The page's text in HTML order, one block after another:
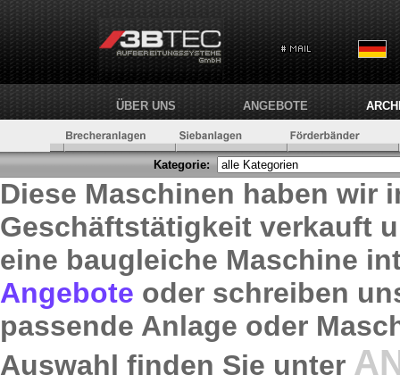
ÜBER UNS ANGEBOTE
Kategorie:
Diese Maschinen haben wir
Geschäftstätigkeit verkauft
eine baugleiche Maschine
Angebote oder schreiben
passende Anlage oder
Auswahl finden Sie unter